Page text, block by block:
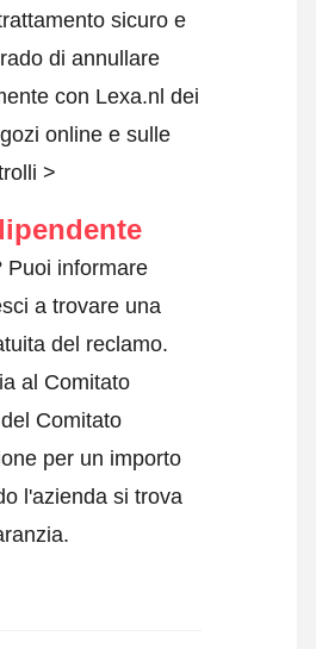
sicuro e
di annullare
con Lexa.nl dei
online e sulle
>
Puoi informare
a trovare una
del reclamo.
al Comitato
Comitato
per un importo
l'azienda si trova